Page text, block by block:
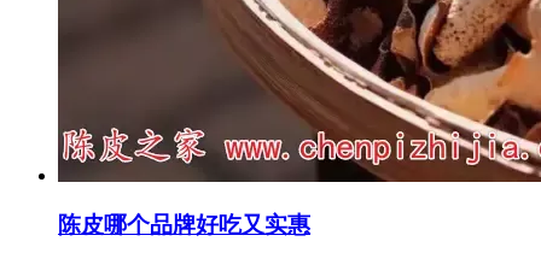
陈皮哪个品牌好吃又实惠